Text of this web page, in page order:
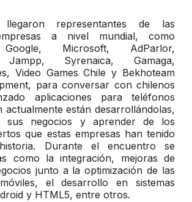
representantes de las
a nivel mundial, como
Microsoft, AdParlor,
Jampp, Syrenaica, Gamaga,
Video Games Chile y Bekhoteam
para conversar con chilenos
aplicaciones para teléfonos
actualmente están desarrollándolas,
sus negocios y aprender de los
que estas empresas han tenido
Durante el encuentro se
como la integración, mejoras de
junto a la optimización de las
el desarrollo en sistemas
y HTML5, entre otros.